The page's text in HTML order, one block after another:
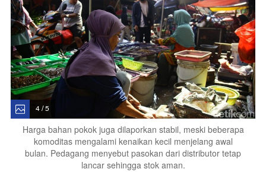
4 / 5
Harga bahan pokok juga dilaporkan stabil, meski beberapa
komoditas mengalami kenaikan kecil menjelang awal
bulan. Pedagang menyebut pasokan dari distributor tetap
lancar sehingga stok aman.